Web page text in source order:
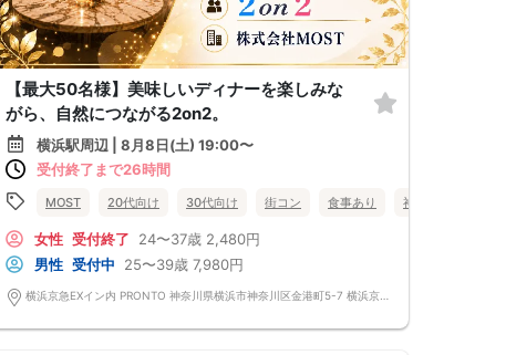
街コン 食事あり 神奈川県 横浜駅周辺
【最大50名様】美味しいディナーを楽しみな
がら、自然につながる2on2。
横浜駅周辺 | 8月8日(土) 19:00〜
受付終了まで26時間
MOST 20代向け 30代向け 街コン 食事あり 神奈川県
女性 受付終了 24〜37歳 2,480円
男性 受付中 25〜39歳 7,980円
横浜京急EXイン内 PRONTO 神奈川県横浜市神奈川区金港町5-7 横浜京急EXイン PRONTO